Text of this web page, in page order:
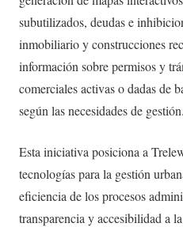
subutilizados, deudas e
inmobiliario y construcciones
información sobre permisos y
comerciales activas o dadas de
según las necesidades de gestión.
Esta iniciativa posiciona a
tecnologías para la gestión
eficiencia de los procesos
transparencia y accesibilidad a